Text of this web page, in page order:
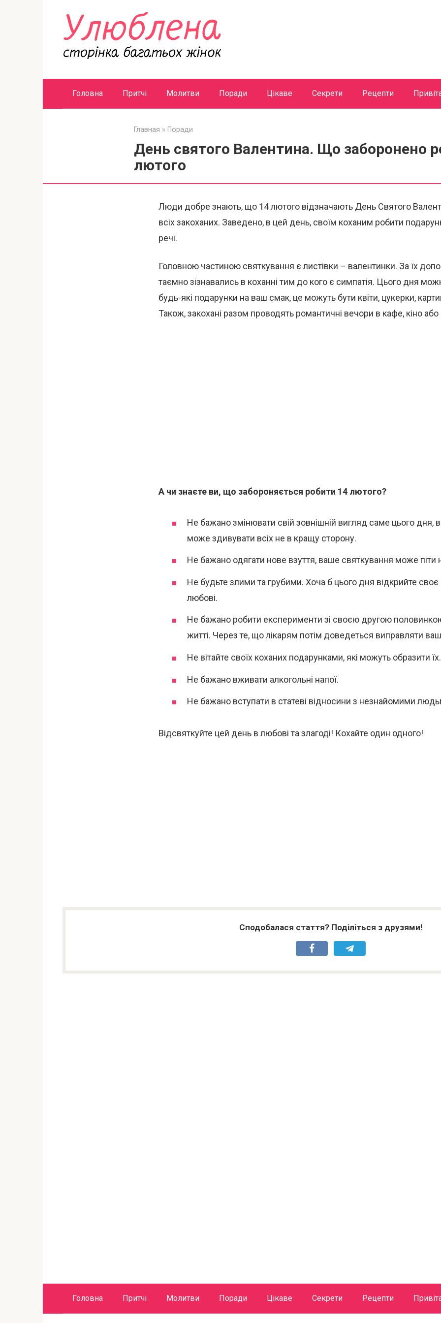
Головна Притчі Молитви Поради Цікаве Секрети Рецепти
Главная » Поради
День святого Валентина. Що заборонено
лютого
Люди добре знають, що 14 лютого відзначають День Святого
всіх закоханих. Заведено, в цей день, своїм коханим робити
речі.
Головною частиною святкування є листівки – валентинки. За їх
таємно зізнавались в коханні тим до кого є симпатія. Цього дня
будь-які подарунки на ваш смак, це можуть бути квіти, цукерки,
Також, закохані разом проводять романтичні вечори в кафе, кіно або
А чи знаєте ви, що забороняється робити 14 лютого?
Не бажано змінювати свій зовнішній вигляд саме цього дня,
може здивувати всіх не в кращу сторону.
Не бажано одягати нове взуття, ваше святкування може піти
Не будьте злими та грубими. Хоча б цього дня відкрийте
любові.
Не бажано робити експерименти зі своєю другою
житті. Через те, що лікарям потім доведеться виправляти
Не вітайте своїх коханих подарунками, які можуть образити їх.
Не бажано вживати алкогольні напої.
Не бажано вступати в статеві відносини з незнайомими
Відсвяткуйте цей день в любові та злагоді! Кохайте один одного!
Сподобалася стаття? Поділіться з друзями!
Головна Притчі Молитви Поради Цікаве Секрети Рецепти